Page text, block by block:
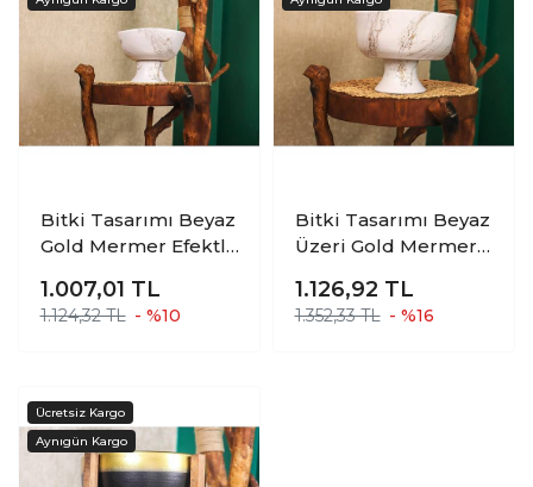
Bitki Tasarımı Beyaz
Gold Mermer Efektli
Aranjmanlık
Sunumluk Bonzai
1.007,01 TL
1.124,32 TL - %10
Bitki Tasarımı Beyaz
Üzeri Gold Mermer
Ayaklı Aranjmanlık
Sunumluk Bonzai
1.126,92 TL
1.352,33 TL - %16